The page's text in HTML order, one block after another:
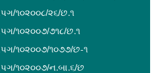
૧૦૨૦૦૮/૨૬/છ.૧
૧૦૨૦૦૭/૭૧૮/છ.૧
૧૦૨૦૦૭/૧૦૭૭/છ-૧
૧૦૨૦૦૭/ન.બા.૬/છ